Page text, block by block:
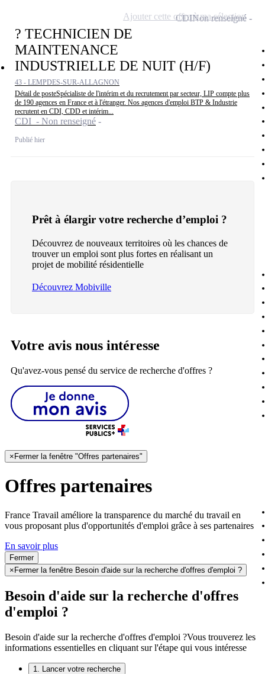
? TECHNICIEN DE
MAINTENANCE
INDUSTRIELLE DE NUIT (H/F)
43 - LEMPDES-SUR-ALLAGNON
Détail de posteSpécialiste de l'intérim et du recrutement par secteur, LIP compte plus
de 190 agences en France et à l'étranger. Nos agences d'emploi BTP & Industrie
recrutent en CDI, CDD et intérim...
CDI - Non renseigné
Publié hier
CDINon renseigné
Ajouter cette offre à ma sélection
Prêt à élargir votre recherche d’emploi ?
Découvrez de nouveaux territoires où les chances de
trouver un emploi sont plus fortes en réalisant un
projet de mobilité résidentielle
Découvrez Mobiville
Votre avis nous intéresse
Qu'avez-vous pensé du service de recherche d'offres ?
× Fermer la fenêtre "Offres partenaires"
Offres partenaires
France Travail améliore la transparence du marché du travail en
vous proposant plus d'opportunités d'emploi grâce à ses partenaires
En savoir plus
Fermer
× Fermer la fenêtre Besoin d'aide sur la recherche d'offres d'emploi ?
Besoin d'aide sur la recherche d'offres
d'emploi ?
Besoin d'aide sur la recherche d'offres d'emploi ?Vous trouverez les
informations essentielles en cliquant sur l'étape qui vous intéresse
1. Lancer votre recherche